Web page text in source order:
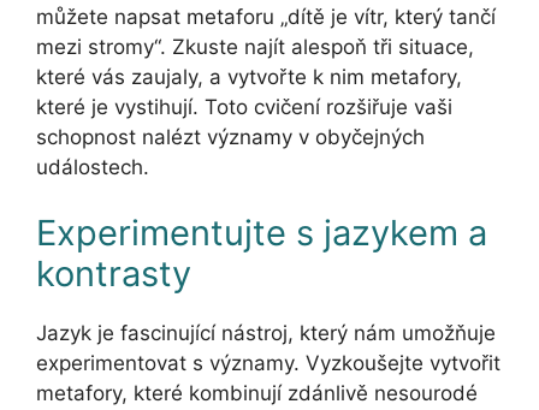
můžete napsat metaforu „dítě je vítr, který tančí
mezi stromy“. Zkuste najít alespoň tři situace,
které vás zaujaly, a vytvořte k nim metafory,
které je vystihují. Toto cvičení rozšiřuje vaši
schopnost nalézt významy v obyčejných
událostech.
Experimentujte s jazykem a
kontrasty
Jazyk je fascinující nástroj, který nám umožňuje
experimentovat s významy. Vyzkoušejte vytvořit
metafory, které kombinují zdánlivě nesourodé